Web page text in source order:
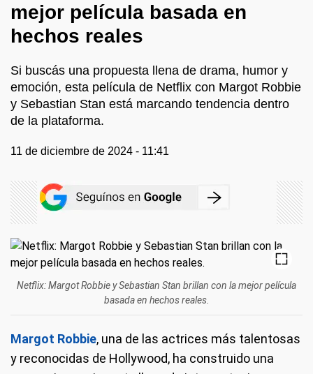
mejor película basada en
hechos reales
Si buscás una propuesta llena de drama, humor y
emoción, esta película de Netflix con Margot Robbie
y Sebastian Stan está marcando tendencia dentro
de la plataforma.
11 de diciembre de 2024 - 11:41
Netflix: Margot Robbie y Sebastian Stan brillan con la mejor película
basada en hechos reales.
Margot Robbie, una de las actrices más talentosas
y reconocidas de Hollywood, ha construido una